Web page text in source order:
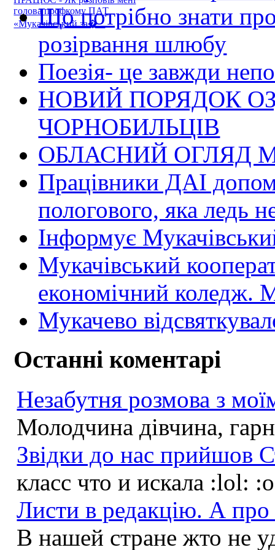
голова профкому ПАТ
«Мукачівський за�...
Що потрібно знати
розірвання шлюбу
Поезія- це завжди
НОВИЙ ПОРЯДОК
ЧОРНОБИЛЬЦІВ
ОБЛАСНИЙ ОГЛЯД
Працівники ДАІ
пологового, яка ледь
Інформує
Мукачівський
економічний
Мукачево
Останні коментарі
Незабутня розмова з
Молодчина дівчина,
Звідки до нас прийшов
класс что и искала :lol:
Листи в редакцію. А
В нашей стране жто не